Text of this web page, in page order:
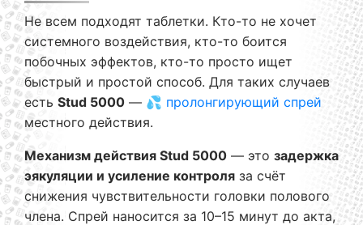
Не всем подходят таблетки. Кто-то не хочет
системного воздействия, кто-то боится
побочных эффектов, кто-то просто ищет
быстрый и простой способ. Для таких случаев
есть Stud 5000 — 💦 пролонгирующий спрей
местного действия.
Механизм действия Stud 5000 — это задержка
эякуляции и усиление контроля за счёт
снижения чувствительности головки полового
члена. Спрей наносится за 10–15 минут до акта,